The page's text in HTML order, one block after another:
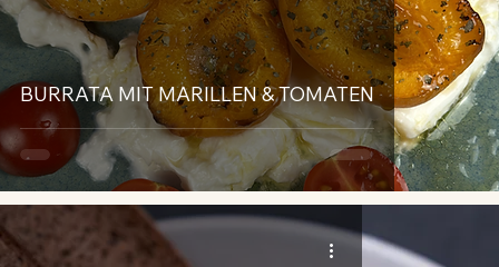
BURRATA MIT MARILLEN & TOMATEN